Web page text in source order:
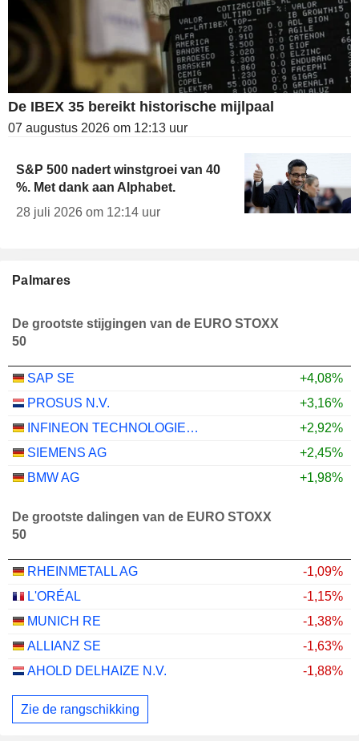
De IBEX 35 bereikt historische mijlpaal
07 augustus 2026 om 12:13 uur
S&P 500 nadert winstgroei van 40
%. Met dank aan Alphabet.
28 juli 2026 om 12:14 uur
Palmares
De grootste stijgingen van de EURO STOXX
50
SAP SE
+4,08%
PROSUS N.V.
+3,16%
INFINEON TECHNOLOGIES AG
+2,92%
SIEMENS AG
+2,45%
BMW AG
+1,98%
De grootste dalingen van de EURO STOXX
50
RHEINMETALL AG
-1,09%
L'ORÉAL
-1,15%
MUNICH RE
-1,38%
ALLIANZ SE
-1,63%
AHOLD DELHAIZE N.V.
-1,88%
Zie de rangschikking